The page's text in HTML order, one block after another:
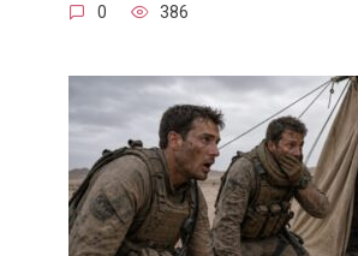
0 386